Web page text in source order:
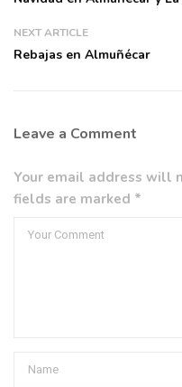
NEXT ARTICLE
Rebajas en Almuñécar
Leave a Comment
Your email address will
fields are marked *